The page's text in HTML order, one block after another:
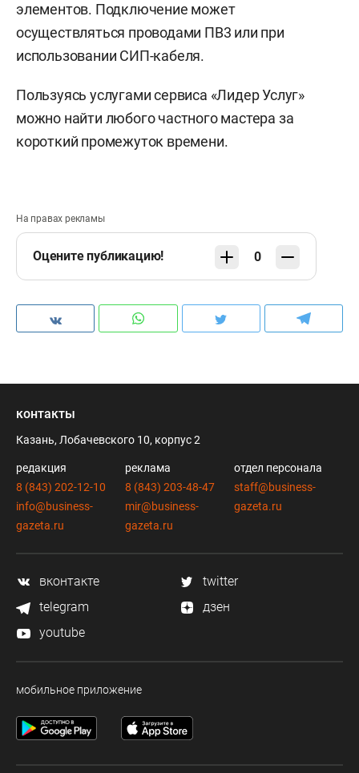
элементов. Подключение может
осуществляться проводами ПВ3 или при
использовании СИП-кабеля.
Пользуясь услугами сервиса «Лидер Услуг»
можно найти любого частного мастера за
короткий промежуток времени.
На правах рекламы
Оцените публикацию! 0
контакты
Казань, Лобачевского 10, корпус 2
редакция
8 (843) 202-12-10
info@business-
gazeta.ru
реклама
8 (843) 203-48-47
mir@business-
gazeta.ru
отдел персонала
staff@business-
gazeta.ru
вконтакте
twitter
telegram
дзен
youtube
мобильное приложение